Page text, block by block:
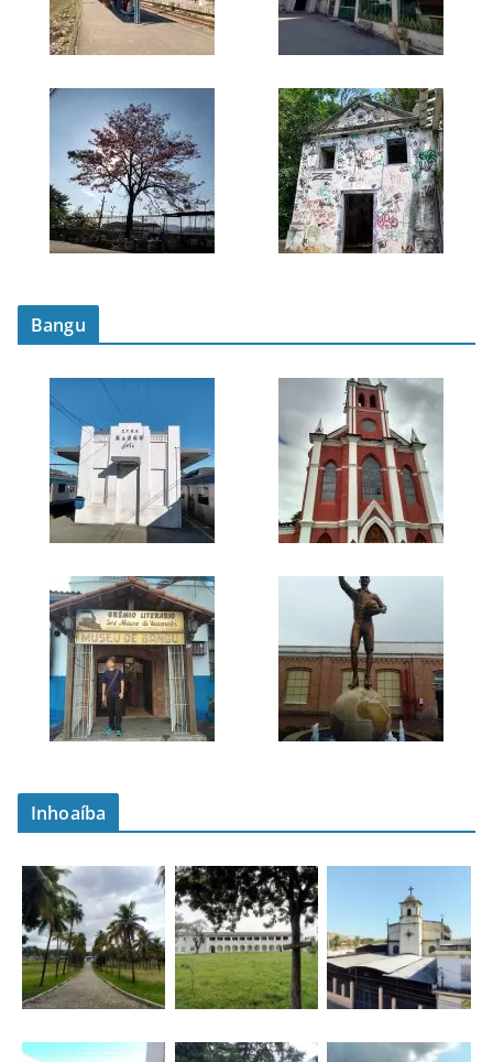
Bangu
Inhoaíba